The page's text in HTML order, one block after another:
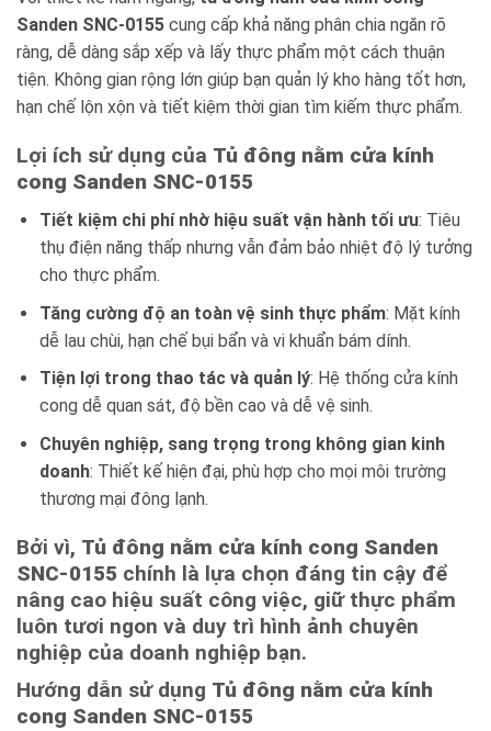
Sanden SNC-0155 cung cấp khả năng phân chia ngăn rõ
ràng, dễ dàng sắp xếp và lấy thực phẩm một cách thuận
tiện. Không gian rộng lớn giúp bạn quản lý kho hàng tốt hơn,
hạn chế lộn xộn và tiết kiệm thời gian tìm kiếm thực phẩm.
Lợi ích sử dụng của Tủ đông nằm cửa kính
cong Sanden SNC-0155
Tiết kiệm chi phí nhờ hiệu suất vận hành tối ưu: Tiêu
thụ điện năng thấp nhưng vẫn đảm bảo nhiệt độ lý tưởng
cho thực phẩm.
Tăng cường độ an toàn vệ sinh thực phẩm: Mặt kính
dễ lau chùi, hạn chế bụi bẩn và vi khuẩn bám dính.
Tiện lợi trong thao tác và quản lý: Hệ thống cửa kính
cong dễ quan sát, độ bền cao và dễ vệ sinh.
Chuyên nghiệp, sang trọng trong không gian kinh
doanh: Thiết kế hiện đại, phù hợp cho mọi môi trường
thương mại đông lạnh.
Bởi vì, Tủ đông nằm cửa kính cong Sanden
SNC-0155 chính là lựa chọn đáng tin cậy để
nâng cao hiệu suất công việc, giữ thực phẩm
luôn tươi ngon và duy trì hình ảnh chuyên
nghiệp của doanh nghiệp bạn.
Hướng dẫn sử dụng Tủ đông nằm cửa kính
cong Sanden SNC-0155